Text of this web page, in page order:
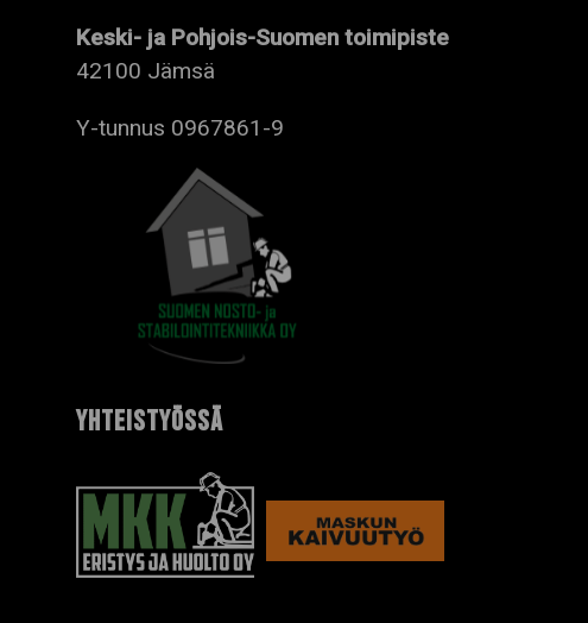
Keski- ja Pohjois-Suomen toimipiste
42100 Jämsä
Y-tunnus 0967861-9
YHTEISTYÖSSÄ